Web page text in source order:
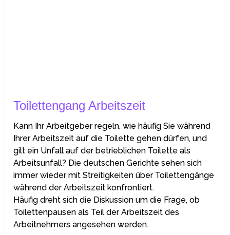
Toilettengang Arbeitszeit
Kann Ihr Arbeitgeber regeln, wie häufig Sie während
Ihrer Arbeitszeit auf die Toilette gehen dürfen, und
gilt ein Unfall auf der betrieblichen Toilette als
Arbeitsunfall? Die deutschen Gerichte sehen sich
immer wieder mit Streitigkeiten über Toilettengänge
während der Arbeitszeit konfrontiert.
Häufig dreht sich die Diskussion um die Frage, ob
Toilettenpausen als Teil der Arbeitszeit des
Arbeitnehmers angesehen werden.